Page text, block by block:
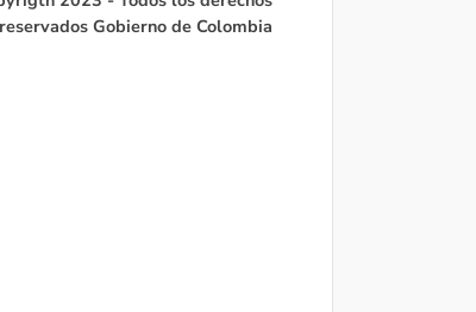
reservados Gobierno de Colombia